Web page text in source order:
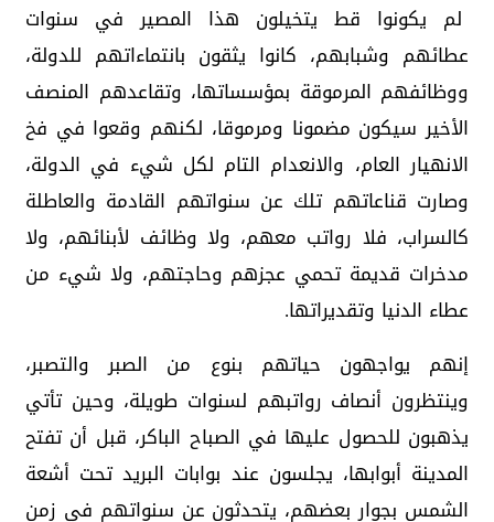
لم يكونوا قط يتخيلون هذا المصير في سنوات
عطائهم وشبابهم، كانوا يثقون بانتماءاتهم للدولة،
ووظائفهم المرموقة بمؤسساتها، وتقاعدهم المنصف
الأخير سيكون مضمونا ومرموقا، لكنهم وقعوا في فخ
الانهيار العام، والانعدام التام لكل شيء في الدولة،
وصارت قناعاتهم تلك عن سنواتهم القادمة والعاطلة
كالسراب، فلا رواتب معهم، ولا وظائف لأبنائهم، ولا
مدخرات قديمة تحمي عجزهم وحاجتهم، ولا شيء من
عطاء الدنيا وتقديراتها.
إنهم يواجهون حياتهم بنوع من الصبر والتصبر،
وينتظرون أنصاف رواتبهم لسنوات طويلة، وحين تأتي
يذهبون للحصول عليها في الصباح الباكر، قبل أن تفتح
المدينة أبوابها، يجلسون عند بوابات البريد تحت أشعة
الشمس بجوار بعضهم، يتحدثون عن سنواتهم في زمن